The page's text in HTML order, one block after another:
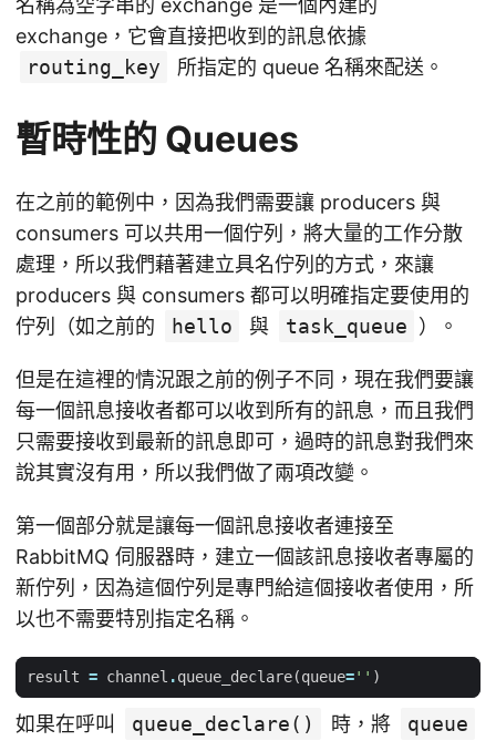
名稱為空字串的 exchange 是一個內建的
exchange，它會直接把收到的訊息依據
routing_key
所指定的 queue 名稱來配送。
暫時性的 Queues
在之前的範例中，因為我們需要讓 producers 與
consumers 可以共用一個佇列，將大量的工作分散
處理，所以我們藉著建立具名佇列的方式，來讓
producers 與 consumers 都可以明確指定要使用的
佇列（如之前的
hello 與 task_queue ）。
但是在這裡的情況跟之前的例子不同，現在我們要讓
每一個訊息接收者都可以收到所有的訊息，而且我們
只需要接收到最新的訊息即可，過時的訊息對我們來
說其實沒有用，所以我們做了兩項改變。
第一個部分就是讓每一個訊息接收者連接至
RabbitMQ 伺服器時，建立一個該訊息接收者專屬的
新佇列，因為這個佇列是專門給這個接收者使用，所
以也不需要特別指定名稱。
result = channel .queue_declare(queue='' )
如果在呼叫 queue_declare() 時，將
queue